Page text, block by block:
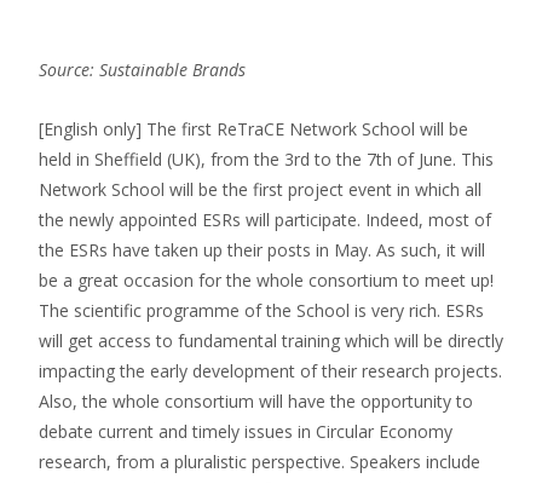
Source: Sustainable Brands
[English only] The first ReTraCE Network School will be
held in Sheffield (UK), from the 3rd to the 7th of June. This
Network School will be the first project event in which all
the newly appointed ESRs will participate. Indeed, most of
the ESRs have taken up their posts in May. As such, it will
be a great occasion for the whole consortium to meet up!
The scientific programme of the School is very rich. ESRs
will get access to fundamental training which will be directly
impacting the early development of their research projects.
Also, the whole consortium will have the opportunity to
debate current and timely issues in Circular Economy
research, from a pluralistic perspective. Speakers include